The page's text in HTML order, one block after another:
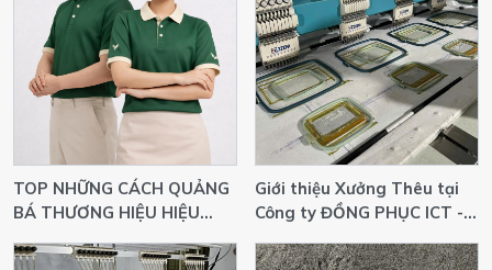
TOP NHỮNG CÁCH QUẢNG
BÁ THƯƠNG HIỆU HIỆU
VIÊN - ẤN TƯỢNG TỪ CÁI
Giới thiệu Xưởng Thêu tại
Công ty ĐỒNG PHỤC ICT -